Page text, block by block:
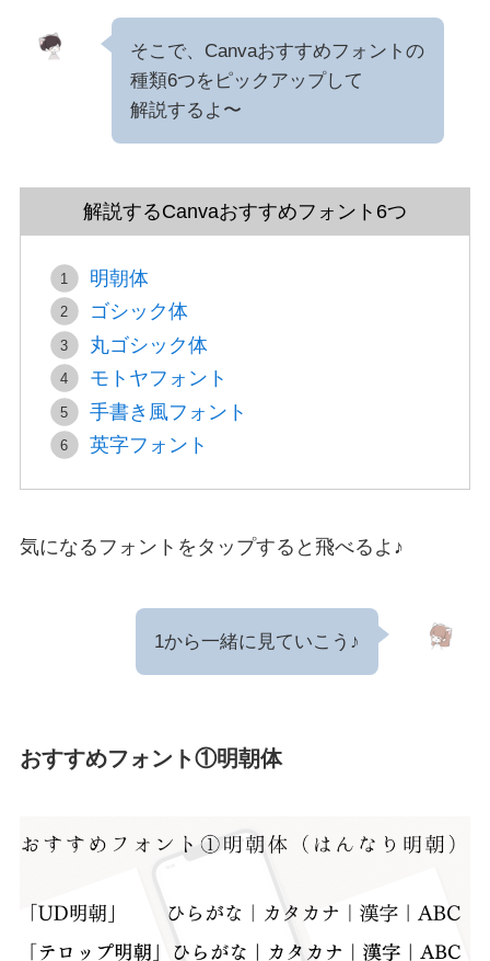
そこで、Canvaおすすめフォントの
種類6つをピックアップして
解説するよ〜
解説するCanvaおすすめフォント6つ
明朝体
ゴシック体
丸ゴシック体
モトヤフォント
手書き風フォント
英字フォント
気になるフォントをタップすると飛べるよ♪
1から一緒に見ていこう♪
おすすめフォント①明朝体